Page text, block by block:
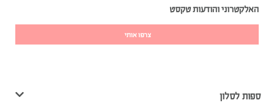
האלקטרוני והודעות טקסט
צרפו אותי
ספות לסלון